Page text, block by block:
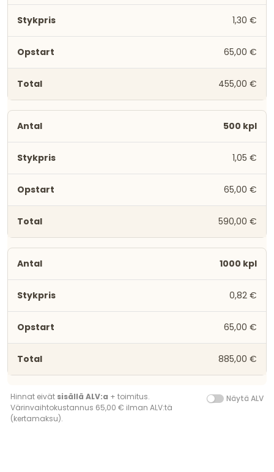
1,30 €
65,00 €
455,00 €
500 kpl
1,05 €
65,00 €
590,00 €
1000 kpl
0,82 €
65,00 €
885,00 €
Hinnat eivät sisällä ALV:a + toimitus.
Värinvaihtokustannus 65,00 € ilman ALV:tä
(kertamaksu).
Näytä ALV